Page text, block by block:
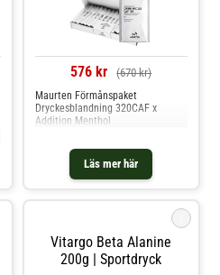
576 kr (670 kr)
Läs mer här
Maurten Förmånspaket
Dryckesblandning 320CAF x
Addition Menthol
Vitargo Beta Alanine
200g | Sportdryck